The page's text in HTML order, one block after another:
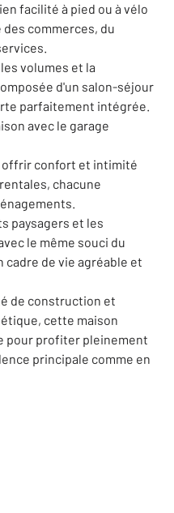
facilité à pied ou à vélo
commerces, du
volumes et la
d'un salon-séjour
parfaitement intégrée.
avec le garage
offrir confort et intimité
chacune
paysagers et les
le même souci du
de vie agréable et
de construction et
cette maison
pour profiter pleinement
principale comme en